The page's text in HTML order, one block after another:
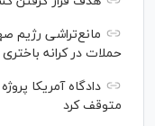
مانع‌تراشی رژیم
حملات در کرانه باختری
متوقف کرد